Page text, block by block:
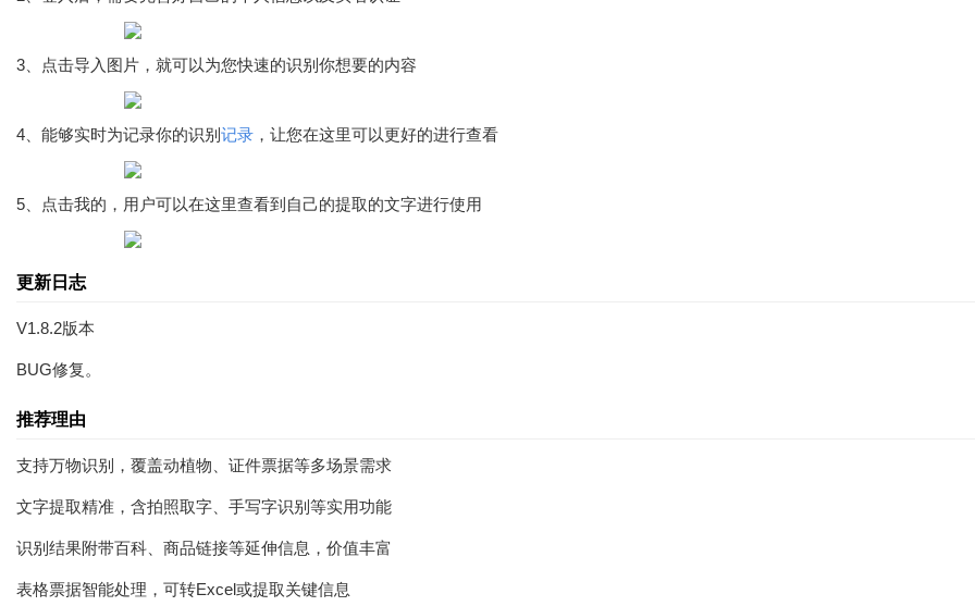
3、点击导入图片，就可以为您快速的识别你想要的内容
4、能够实时为记录你的识别 记录 ，让您在这里可以更好的进行查看
5、点击我的，用户可以在这里查看到自己的提取的文字进行使用
更新日志
V1.8.2版本
BUG修复。
推荐理由
支持万物识别，覆盖动植物、证件票据等多场景需求
文字提取精准，含拍照取字、手写字识别等实用功能
识别结果附带百科、商品链接等延伸信息，价值丰富
表格票据智能处理，可转Excel或提取关键信息